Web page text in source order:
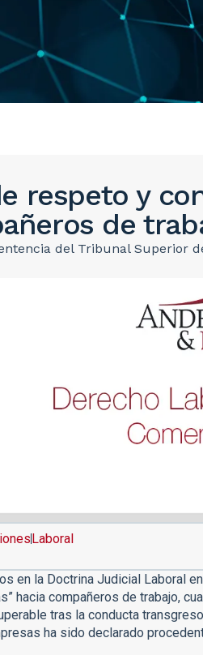
respeto y
de
del Tribunal Superior
Laboral
en la Doctrina Judicial Laboral
hacia compañeros de trabajo,
tras la conducta
ha sido declarado